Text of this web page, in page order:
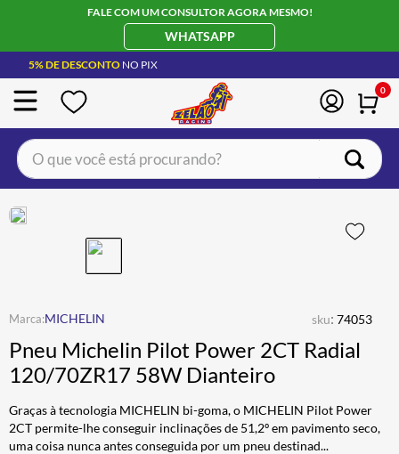
FALE COM UM CONSULTOR AGORA MESMO!
WHATSAPP
5% DE DESCONTO NO PIX
0
O que você está procurando?
MICHELIN sku: 74053
Pneu Michelin Pilot Power 2CT Radial
120/70ZR17 58W Dianteiro
Graças à tecnologia MICHELIN bi-goma, o MICHELIN Pilot Power
2CT permite-lhe conseguir inclinações de 51,2º em pavimento seco,
uma coisa nunca antes conseguida por um pneu destinad...
BOTA
4º ÓCULOS SOLAR
5º LUVA
6º BAU
7º CALÇA
8º ALPINESTAR